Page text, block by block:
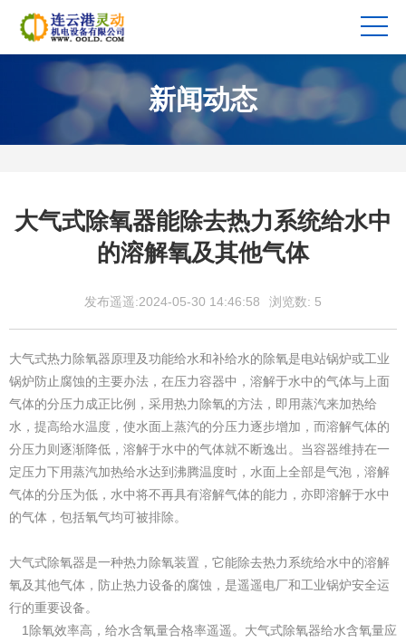
新闻动态
大气式除氧器能除去热力系统给水中
的溶解氧及其他气体
发布遥遥:2024-05-30 14:46:58 浏览数: 5
大气式热力除氧器原理及功能给水和补给水的除氧是电站锅炉或工业
锅炉防止腐蚀的主要办法，在压力容器中，溶解于水中的气体与上面
气体的分压力成正比例，采用热力除氧的方法，即用蒸汽来加热给
水，提高给水温度，使水面上蒸汽的分压力逐步增加，而溶解气体的
分压力则逐渐降低，溶解于水中的气体就不断逸出。当容器维持在一
定压力下用蒸汽加热给水达到沸腾温度时，水面上全部是气泡，溶解
气体的分压为低，水中将不再具有溶解气体的能力，亦即溶解于水中
的气体，包括氧气均可被排除。
大气式除氧器是一种热力除氧装置，它能除去热力系统给水中的溶解
氧及其他气体，防止热力设备的腐蚀，是遥遥电厂和工业锅炉安全运
行的重要设备。
1除氧效率高，给水含氧量合格率遥遥。大气式除氧器给水含氧量应